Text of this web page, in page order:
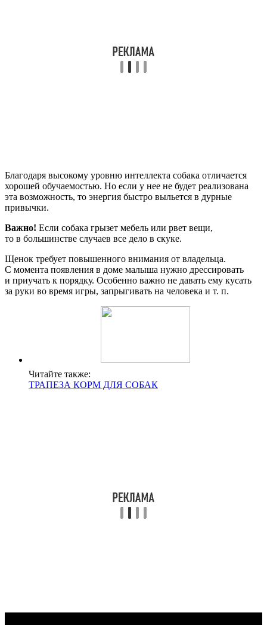
Благодаря высокому уровню интеллекта собака отличается
хорошей обучаемостью. Но если у нее не будет реализована
эта возможность, то энергия быстро выльется в дурные
привычки.
Важно! Если собака грызет мебель или рвет вещи,
то в большинстве случаев все дело в скуке.
Щенок требует повышенного внимания от владельца.
С момента появления в доме малыша нужно дрессировать
и приучать к порядку. Особенно важно не давать ему кусать
за руки во время игры, запрыгивать на человека и т. п.
Читайте также:
ТРАПЕЗА КОРМ ДЛЯ СОБАК